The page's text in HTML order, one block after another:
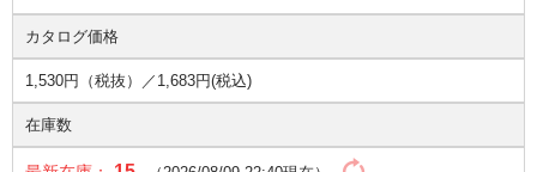
カタログ価格
1,530円（税抜）／ 1,683円(税込)
在庫数